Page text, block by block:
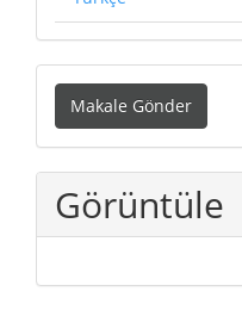
Makale
Gönder
Makale Gönder
Görüntüle